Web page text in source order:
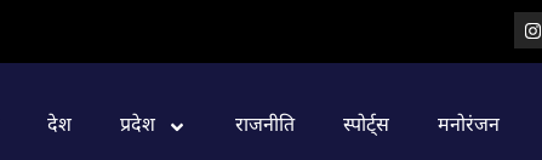
देश प्रदेश राजनीति स्पोर्ट्स मनोरंजन